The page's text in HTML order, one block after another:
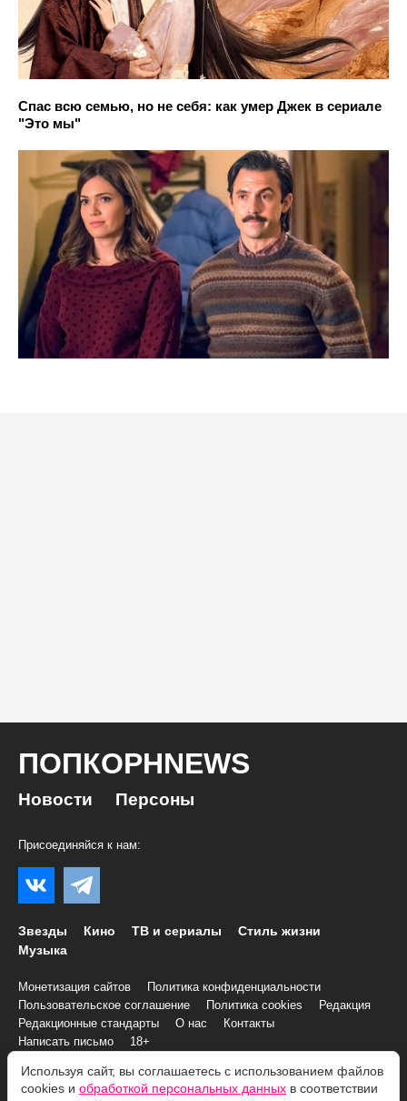
Спас всю семью, но не себя: как умер Джек в сериале
"Это мы"
ПОПКОРНNEWS
Новости Персоны
Присоединяйся к нам:
Звезды Кино ТВ и сериалы
Стиль жизни
Музыка
Монетизация сайтов
Политика конфиденциальности
Пользовательское соглашение
Политика cookies
Редакция
Редакционные стандарты
О нас
Контакты
Написать письмо
18+
© 2007–2026 Все права и материалы принадлежат
Используя сайт, вы соглашаетесь с использованием файлов
cookies и обработкой персональных данных в соответствии